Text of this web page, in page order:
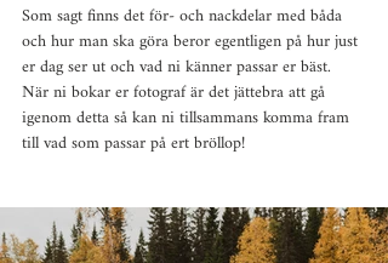
Som sagt finns det för- och nackdelar med båda
och hur man ska göra beror egentligen på hur just
er dag ser ut och vad ni känner passar er bäst.
När ni bokar er fotograf är det jättebra att gå
igenom detta så kan ni tillsammans komma fram
till vad som passar på ert bröllop!